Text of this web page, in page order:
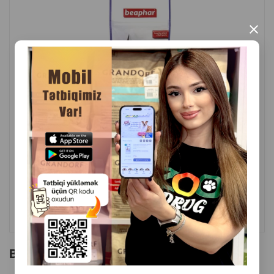
×
( Rəylər)
Çəki Qiymət
Almaq
1 ədəd
5.00
ALMAQ
Bu brendin başqa məhsulları